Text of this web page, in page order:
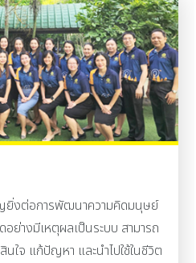
งต่อการพัฒนาความคิดมนุษย์
ย่างมีเหตุผลเป็นระบบ สามารถ
ใจ แก้ปัญหา และนำไปใช้ในชีวิต